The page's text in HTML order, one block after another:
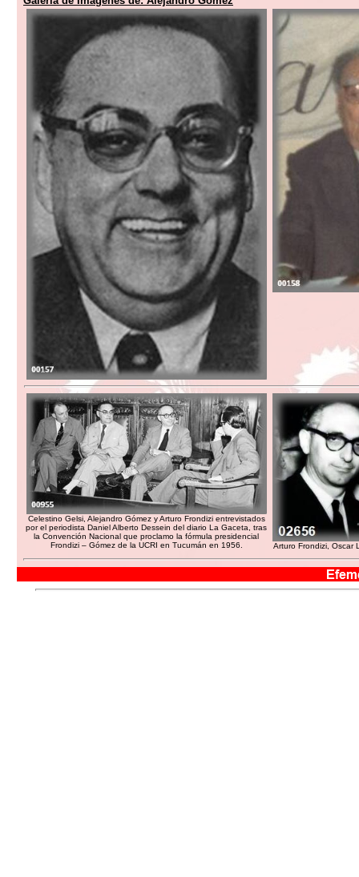
Celestino Gelsi, Alejandro Gómez y Arturo Frondizi entrevistados
por el periodista Daniel Alberto Dessein del diario La Gaceta, tras
la Convención Nacional que proclamo la fórmula presidencial
Frondizi – Gómez de la UCRI en Tucumán en 1956.
Arturo Frondizi, Oscar